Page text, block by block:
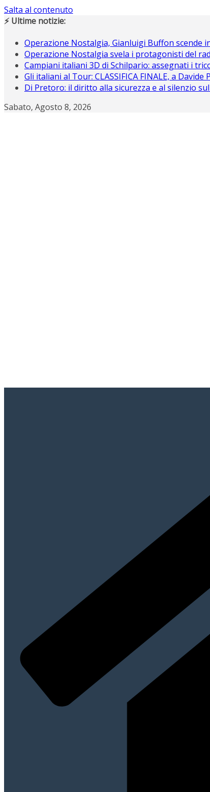
Salta al contenuto
⚡ Ultime notizie:
Operazione Nostalgia, Gianluigi Buffon scende
Operazione Nostalgia svela i protagonisti del
Campiani italiani 3D di Schilpario: assegnati i
Gli italiani al Tour: CLASSIFICA FINALE, a
Di Pretoro: il diritto alla sicurezza e al silenzio
Sabato, Agosto 8, 2026